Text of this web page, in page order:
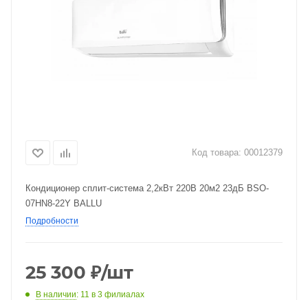
Код товара: 00012379
Кондиционер сплит-система 2,2кВт 220В 20м2 23дБ BSO-
07HN8-22Y BALLU
Подробности
25 300 ₽/шт
В наличии: 11 в 3 филиалах